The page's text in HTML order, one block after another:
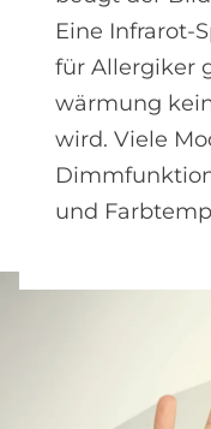
Eine Infrarot-
für Allergiker
wärmung
wird. Viele
und